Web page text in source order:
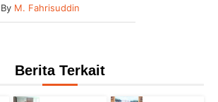
By M. Fahrisuddin
Berita Terkait